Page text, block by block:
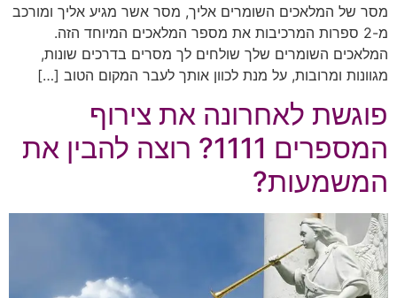
מסר של המלאכים השומרים אליך, מסר אשר מגיע אליך ומורכב
מ-2 ספרות המרכיבות את מספר המלאכים המיוחד הזה.
המלאכים השומרים שלך שולחים לך מסרים בדרכים שונות,
מגוונות ומרובות, על מנת לכוון אותך לעבר המקום הטוב […]
פוגשת לאחרונה את צירוף
המספרים 1111? רוצה להבין את
המשמעות?